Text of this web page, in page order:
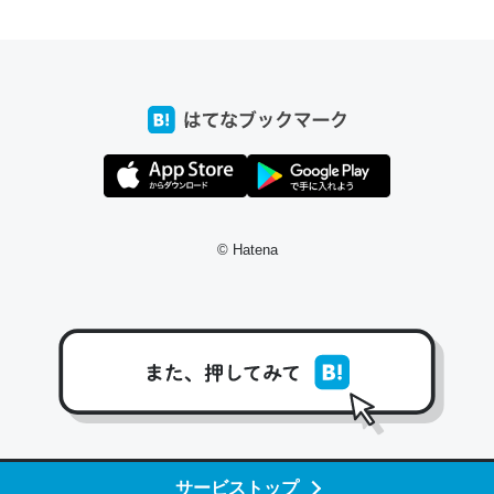
サービストップ
か使わないので回線代ほとんどかからないですよ。参考：
entry/2019/05/15/180534
するくらいだった遠方の父67歳と僕。ITツール導入でコミュニケーションが劇的
が結構効いてるので、気になる場合はにんにくだけ加熱してから加えた
ダーで代用してもいいかも。
まらなくなる南フランス発祥の万能ソース「アイオリソース」の作り方をビストロ
いてみた - メシ通 | ホットペッパーグルメ
© Hatena